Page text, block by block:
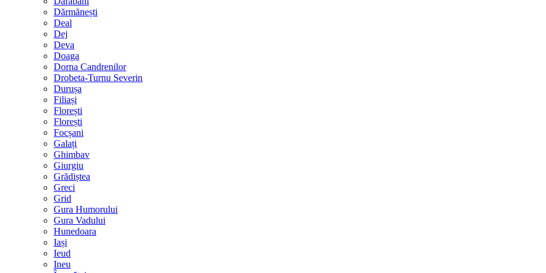
Dărmănești
Deal
Dej
Deva
Doaga
Dorna Candrenilor
Drobeta-Turnu Severin
Durușa
Filiași
Florești
Florești
Focșani
Galați
Ghimbav
Giurgiu
Grădiștea
Greci
Grid
Gura Humorului
Gura Vadului
Hunedoara
Iași
Ieud
Ineu